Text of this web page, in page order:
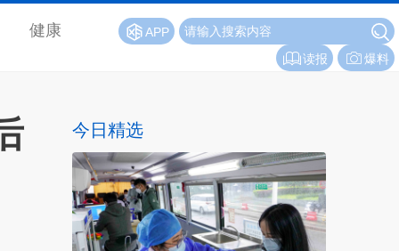
健康
APP
爆料
读报
今日精选